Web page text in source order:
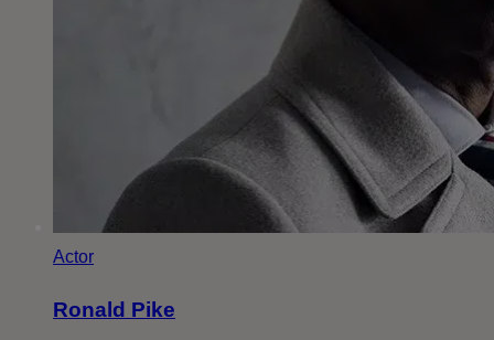
Actor
Ronald Pike